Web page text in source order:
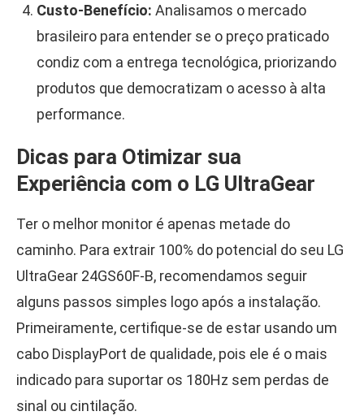
Custo-Benefício: Analisamos o mercado
brasileiro para entender se o preço praticado
condiz com a entrega tecnológica, priorizando
produtos que democratizam o acesso à alta
performance.
Dicas para Otimizar sua
Experiência com o LG UltraGear
Ter o melhor monitor é apenas metade do
caminho. Para extrair 100% do potencial do seu LG
UltraGear 24GS60F-B, recomendamos seguir
alguns passos simples logo após a instalação.
Primeiramente, certifique-se de estar usando um
cabo DisplayPort de qualidade, pois ele é o mais
indicado para suportar os 180Hz sem perdas de
sinal ou cintilação.